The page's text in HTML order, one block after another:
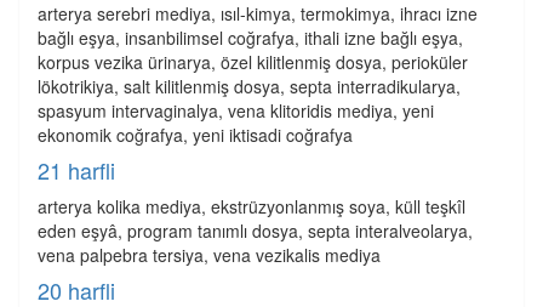
arterya serebri mediya, ısıl-kimya, termokimya, ihracı izne
bağlı eşya, insanbilimsel coğrafya, ithali izne bağlı eşya,
korpus vezika ürinarya, özel kilitlenmiş dosya, perioküler
lökotrikiya, salt kilitlenmiş dosya, septa interradikularya,
spasyum intervaginalya, vena klitoridis mediya, yeni
ekonomik coğrafya, yeni iktisadi coğrafya
21 harfli
arterya kolika mediya, ekstrüzyonlanmış soya, küll teşkîl
eden eşyâ, program tanımlı dosya, septa interalveolarya,
vena palpebra tersiya, vena vezikalis mediya
20 harfli